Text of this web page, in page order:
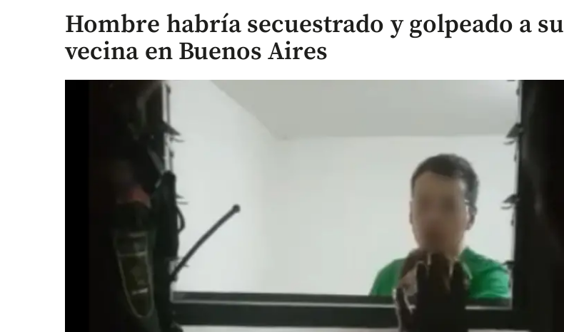
Hombre habría secuestrado y golpeado a su
vecina en Buenos Aires